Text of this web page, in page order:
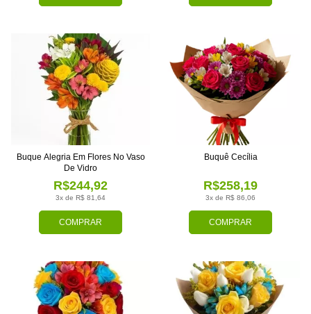
COMPRAR
3x de R$ 81,64
R$244,92
Buque Alegria Em Flores No Vaso
De Vidro
COMPRAR
3x de R$ 86,06
R$258,19
Buquê Cecília